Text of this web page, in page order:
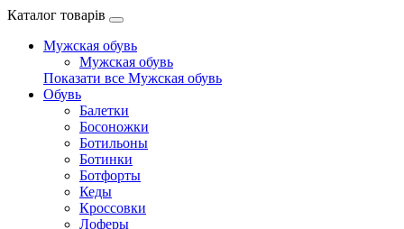
Каталог товарів
Мужская обувь
Мужская обувь
Показати все Мужская обувь
Обувь
Балетки
Босоножки
Ботильоны
Ботинки
Ботфорты
Кеды
Кроссовки
Лоферы